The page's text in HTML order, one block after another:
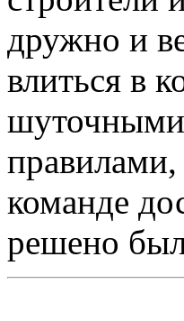
дружно и
влиться в
шуточными
команде
решено